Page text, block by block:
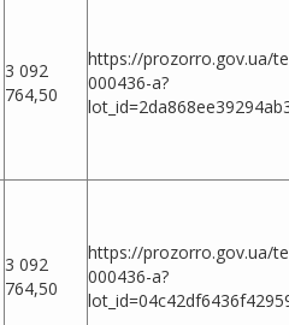
3 092
764,50
https://prozorro.gov.ua/
000436-a?
3 092
764,50
https://prozorro.gov.ua/
000436-a?